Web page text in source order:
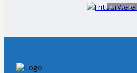
Advertentie